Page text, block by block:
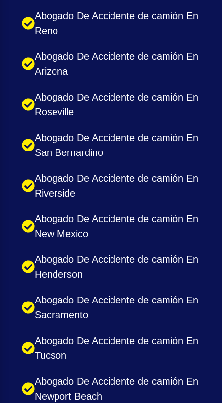
Abogado De Accidente de camión En
Reno
Abogado De Accidente de camión En
Arizona
Abogado De Accidente de camión En
Roseville
Abogado De Accidente de camión En
San Bernardino
Abogado De Accidente de camión En
Riverside
Abogado De Accidente de camión En
New Mexico
Abogado De Accidente de camión En
Henderson
Abogado De Accidente de camión En
Sacramento
Abogado De Accidente de camión En
Tucson
Abogado De Accidente de camión En
Newport Beach